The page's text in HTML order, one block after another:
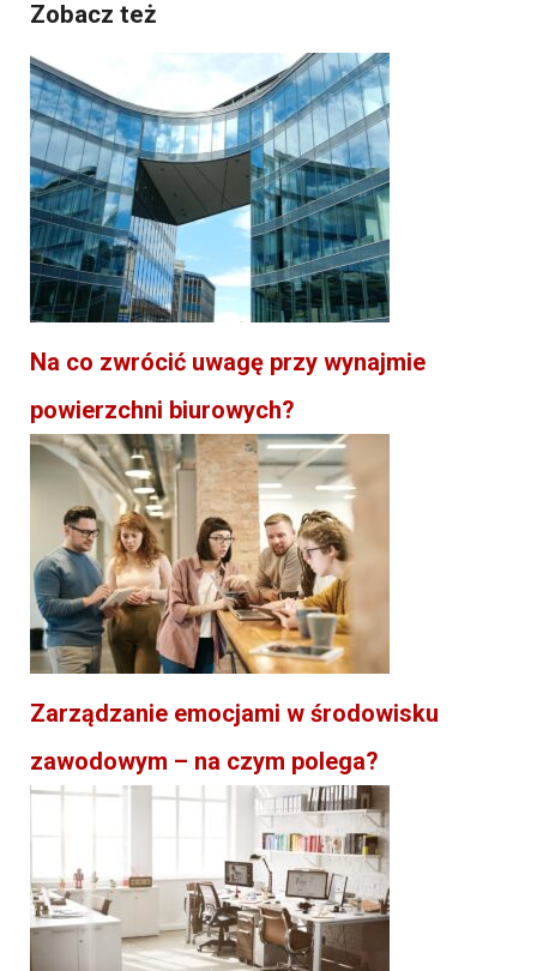
Zobacz też
Na co zwrócić uwagę przy wynajmie
powierzchni biurowych?
Zarządzanie emocjami w środowisku
zawodowym – na czym polega?